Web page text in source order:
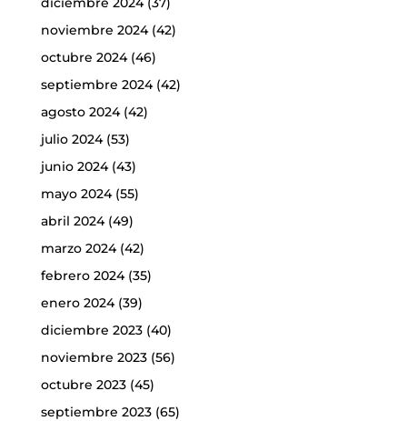
noviembre 2024(42)
octubre 2024(46)
septiembre 2024(42)
agosto 2024(42)
julio 2024(53)
junio 2024(43)
mayo 2024(55)
abril 2024(49)
marzo 2024(42)
febrero 2024(35)
enero 2024(39)
diciembre 2023(40)
noviembre 2023(56)
octubre 2023(45)
septiembre 2023(65)